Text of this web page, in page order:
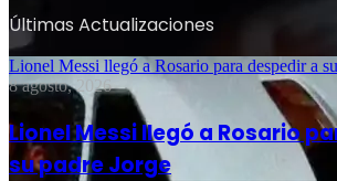
Últimas Actualizaciones
Lionel Messi llegó a Rosario para despedir a
8 agosto, 2026
Lionel Messi llegó a Rosario
su padre Jorge